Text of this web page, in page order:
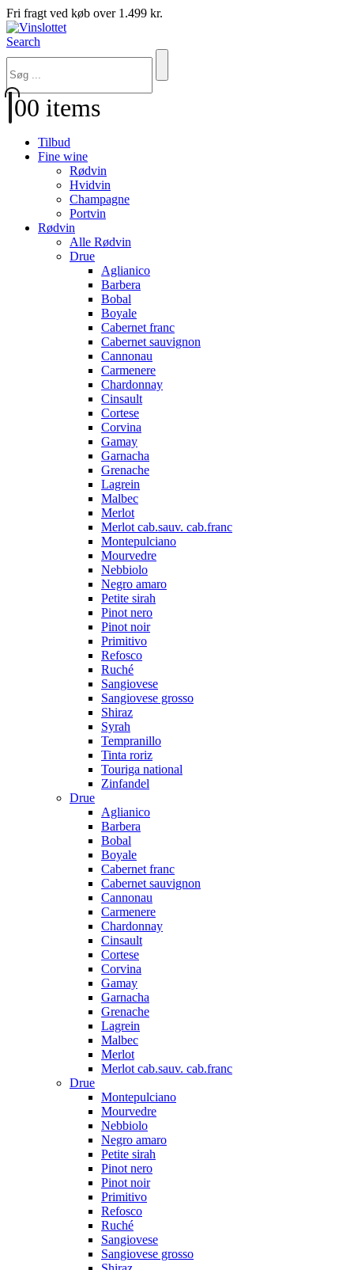
Fri fragt ved køb over 1.499 kr.
Search
00 items
Tilbud
Fine wine
Rødvin
Hvidvin
Champagne
Portvin
Rødvin
Alle Rødvin
Drue
Aglianico
Barbera
Bobal
Boyale
Cabernet franc
Cabernet sauvignon
Cannonau
Carmenere
Chardonnay
Cinsault
Cortese
Corvina
Gamay
Garnacha
Grenache
Lagrein
Malbec
Merlot
Merlot cab.sauv. cab.franc
Montepulciano
Mourvedre
Nebbiolo
Negro amaro
Petite sirah
Pinot nero
Pinot noir
Primitivo
Refosco
Ruché
Sangiovese
Sangiovese grosso
Shiraz
Syrah
Tempranillo
Tinta roriz
Touriga national
Zinfandel
Drue
Aglianico
Barbera
Bobal
Boyale
Cabernet franc
Cabernet sauvignon
Cannonau
Carmenere
Chardonnay
Cinsault
Cortese
Corvina
Gamay
Garnacha
Grenache
Lagrein
Malbec
Merlot
Merlot cab.sauv. cab.franc
Drue
Montepulciano
Mourvedre
Nebbiolo
Negro amaro
Petite sirah
Pinot nero
Pinot noir
Primitivo
Refosco
Ruché
Sangiovese
Sangiovese grosso